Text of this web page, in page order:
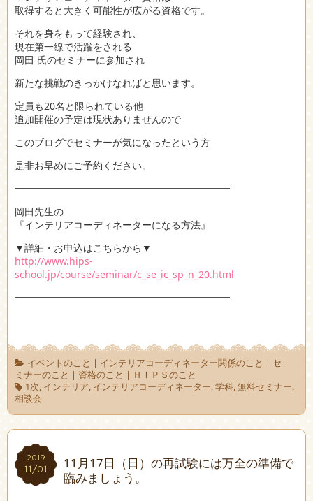
取得すると大きく可能性が広がる資格です。
それを身をもって経験され、
現在第一線で活躍をされる
岡田 氏のセミナーに参加され
新たな挑戦のきっかけなればと思います。
定員も20名と限られている他
追加開催の予定は現状ありませんので
このブログでセミナーが気になったという方
是非お早めにご予約ください。
━━━━━━━━━━━━━━━━━━━━━━
岡田先生の
『インテリアコーディネーターになる方法』
▼詳細・お申込はこちらから▼
http://www.hips-
school.jp/course/seminar/c_se_ic_sp_n_20.html
━━━━━━━━━━━━━━━━━━━━━━
イベントのこと | インテリアコーディネーター関係のこと | セ
ミナーのこと | 資格のこと | ＨＩＰＳのこと
1次, インテリア, インテリアコーディネーター,学科,無料セミナー,
相談会
2019
11/01
2019
11/01
11月17日（日）の再試験には万全の準備で
臨みましょう。